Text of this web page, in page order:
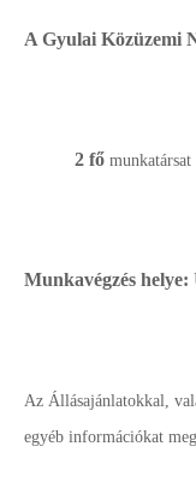
A Gyulai Közüzemi
2 fő munkatársat
Munkavégzés helye:
Az Állásajánlatokkal,
egyéb információkat